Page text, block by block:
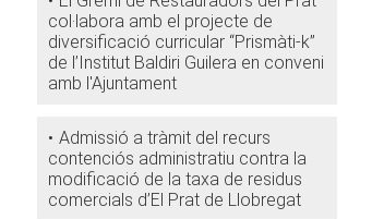
col·labora amb el projecte de
diversificació curricular “Prismàti-k”
de l’Institut Baldiri Guilera en conveni
amb l'Ajuntament
Admissió a tràmit del recurs
contenciós administratiu contra la
modificació de la taxa de residus
comercials d’El Prat de Llobregat